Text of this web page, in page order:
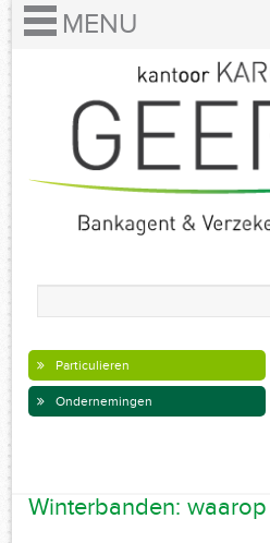
Particulieren
Ondernemingen
Winterbanden: